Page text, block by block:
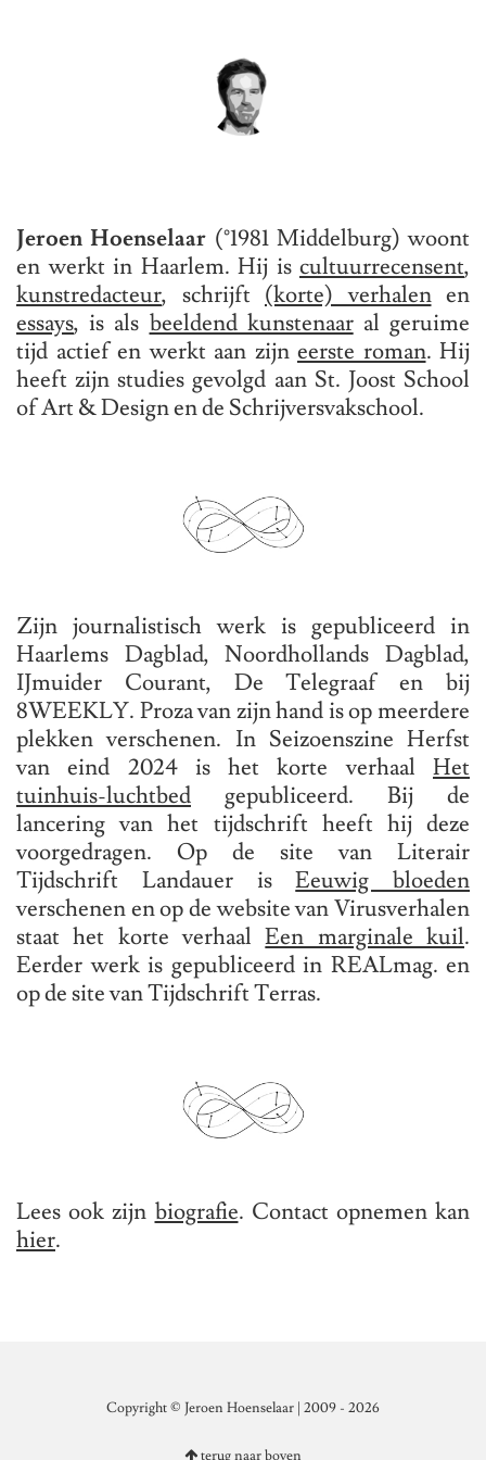
Jeroen Hoenselaar (°1981 Middelburg) woont
en werkt in Haarlem. Hij is cultuurrecensent,
kunstredacteur, schrijft (korte) verhalenen
essays, is als beeldend kunstenaaral geruime
tijd actief en werkt aan zijn eerste roman. Hij
heeft zijn studies gevolgd aan St. Joost School
of Art & Design en de Schrijversvakschool.
Zijn journalistisch werk is gepubliceerd in
Haarlems Dagblad,Noordhollands Dagblad,
IJmuider Courant, De Telegraaf en bij
8WEEKLY. Proza van zijn hand is op meerdere
plekken verschenen. In Seizoenszine Herfst
van eind 2024 is het korte verhaal Het
tuinhuis-luchtbed gepubliceerd. Bij de
lancering van het tijdschrift heeft hij deze
voorgedragen. Op de site van Literair
Tijdschrift Landauer isEeuwig bloeden
verschenen en op de website van Virusverhalen
staat het korte verhaalEen marginale kuil.
Eerder werk is gepubliceerd in REALmag. en
op de site van Tijdschrift Terras.
Lees ook zijn biografie. Contact opnemen kan
hier.
Copyright © Jeroen Hoenselaar | 2009 - 2026
terug naar boven